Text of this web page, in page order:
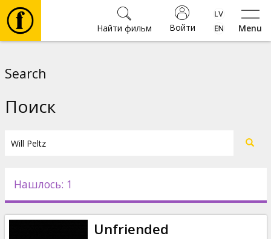
Menu
Войти
Найти фильм
Новости
Search
Поиск
Нашлось: 1
Unfriended